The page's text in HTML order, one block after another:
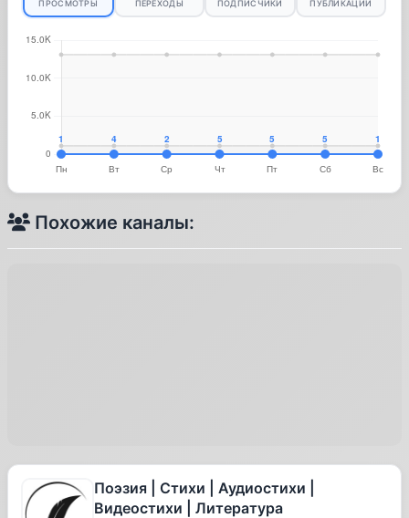
ПРОСМОТРЫ ПЕРЕХОДЫ ПОДПИСЧИКИ ПУБЛИКАЦИИ
Похожие каналы:
Поэзия | Стихи | Аудиостихи |
Видеостихи | Литература